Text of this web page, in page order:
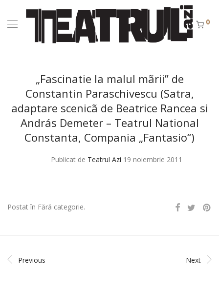
0
„Fascinatie la malul mãrii” de
Constantin Paraschivescu (Satra,
adaptare scenicã de Beatrice Rancea si
András Demeter – Teatrul National
Constanta, Compania „Fantasio“)
Publicat de Teatrul Azi 19 noiembrie 2011
Postat în Fără categorie.
Previous Next